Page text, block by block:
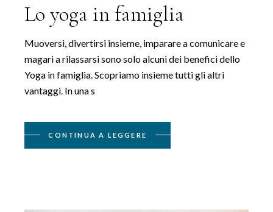
Lo yoga in famiglia
Muoversi, divertirsi insieme, imparare a comunicare e
magari a rilassarsi sono solo alcuni dei benefici dello
Yoga in famiglia. Scopriamo insieme tutti gli altri
vantaggi. In una s
CONTINUA A LEGGERE